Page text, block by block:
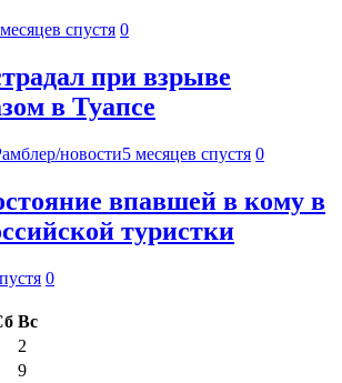
спустя 0
при взрыве
в Туапсе
новости5 месяцев спустя 0
впавшей в кому в
туристки
0
Вс
2
9